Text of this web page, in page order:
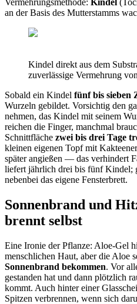
an der Basis des Mutterstamms
Kindel direkt aus dem
zuverlässige Vermehrung
Sobald ein Kindel fünf bis sieben
Wurzeln gebildet. Vorsichtig den
nehmen, das Kindel mit seinem
reichen die Finger, manchmal
Schnittfläche zwei bis drei Tage
kleinen eigenen Topf mit
später angießen — das verhindert
liefert jährlich drei bis fünf Kindel;
nebenbei das eigene Fensterbrett.
Sonnenbrand und
brennt selbst
Eine Ironie der Pflanze: Aloe-Gel
menschlichen Haut, aber die Aloe
Sonnenbrand bekommen. Vor
gestanden hat und dann plötzlich
kommt. Auch hinter einer
Spitzen verbrennen, wenn sich